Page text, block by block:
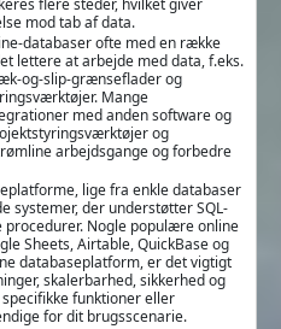
flere steder, hvilket giver
mod tab af data.
databaser ofte med en række
lettere at arbejde med data, f.eks.
og-slip-grænseflader og
Mange
med anden software og
og
arbejdsgange og forbedre
lige fra enkle databaser
systemer, der understøtter SQL-
Nogle populære online
Sheets, Airtable, QuickBase og
databaseplatform, er det vigtigt
skalerbarhed, sikkerhed og
funktioner eller
for dit brugsscenarie.